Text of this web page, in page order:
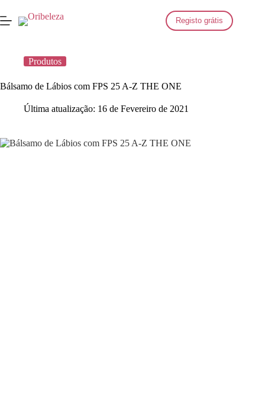
para
o
Registo grátis
Produtos
Bálsamo de Lábios com FPS 25 A-Z THE ONE
Última atualização: 16 de Fevereiro de 2021